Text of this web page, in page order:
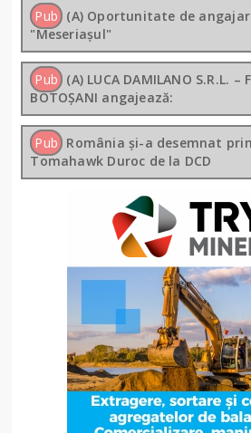
Pub (A) Oportunitate de
"Meseriașul"
Pub (A) LUCA DAMILANO S.R.L. –
BOTOȘANI angajează:
Pub România și-a desemnat
Tomahawk Duroc de la DCD